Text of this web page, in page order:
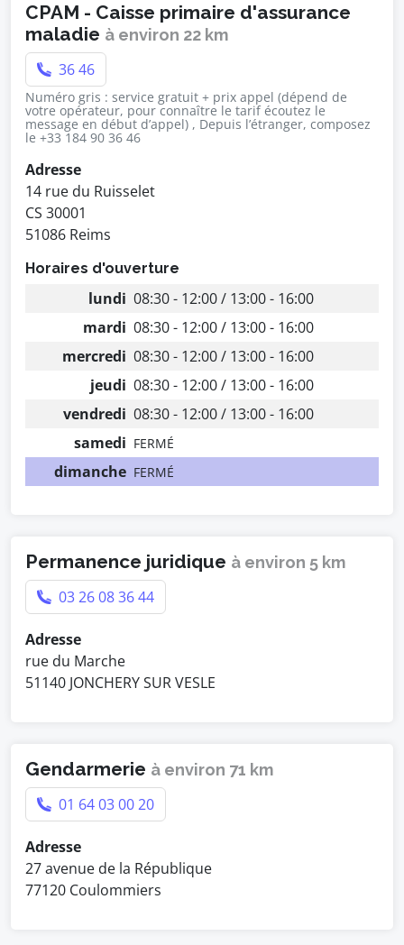
CPAM - Caisse primaire d'assurance
maladie à environ 22 km
36 46
Numéro gris : service gratuit + prix appel (dépend de
votre opérateur, pour connaître le tarif écoutez le
message en début d’appel) , Depuis l’étranger, composez
le +33 184 90 36 46
Adresse
14 rue du Ruisselet
CS 30001
51086 Reims
Horaires d'ouverture
lundi 08:30 - 12:00 / 13:00 - 16:00
mardi 08:30 - 12:00 / 13:00 - 16:00
mercredi 08:30 - 12:00 / 13:00 - 16:00
jeudi 08:30 - 12:00 / 13:00 - 16:00
vendredi 08:30 - 12:00 / 13:00 - 16:00
samedi FERMÉ
dimanche FERMÉ
Permanence juridique à environ 5 km
03 26 08 36 44
Adresse
rue du Marche
51140 JONCHERY SUR VESLE
Gendarmerie à environ 71 km
01 64 03 00 20
Adresse
27 avenue de la République
77120 Coulommiers